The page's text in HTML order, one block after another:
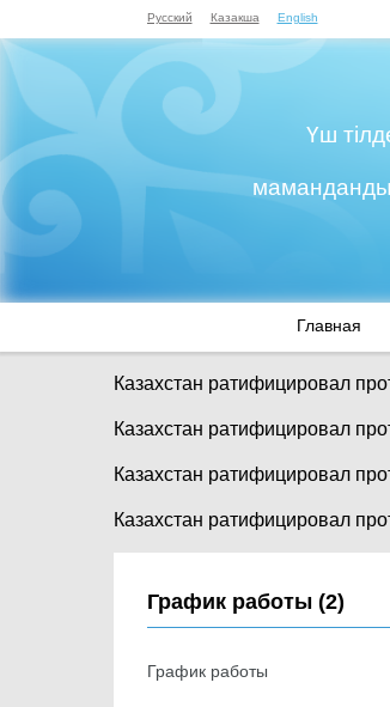
Русский Казакша English
Үш
Главная
Казахстан ратифицировал
Казахстан ратифицировал
Казахстан ратифицировал
Казахстан ратифицировал
График работы (2)
График работы